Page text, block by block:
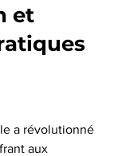
et
a révolutionné
aux